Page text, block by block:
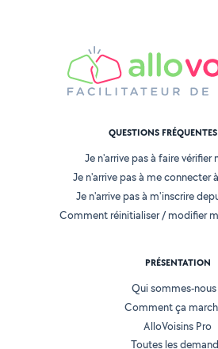
QUESTIONS
Je n'arrive pas à faire
Je n'arrive pas à me connecter
Je n'arrive pas à m'inscrire
Comment réinitialiser / modifier
PRÉSENTATION
Qui sommes-nous
Comment ça
AlloVoisins Pro
Toutes les